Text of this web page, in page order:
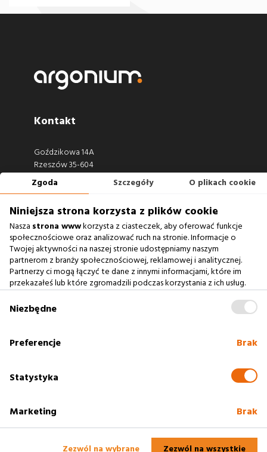
Kontakt
Goździkowa 14A
Rzeszów 35-604
660 722 441
Zobacz również
Agencja Interaktywna
Baza Wiedzy
Polityka cookies
Interaktywna Rzeszów
Zgoda Szczegóły O plikach cookie
Niniejsza strona korzysta z plików cookie
Nasza strona wwwkorzysta z ciasteczek, aby oferować funkcje
społecznościowe oraz analizować ruch na stronie. Informacje o
Twojej aktywności na naszej stronie udostępniamy naszym
partnerom z branży społecznościowej, reklamowej i analitycznej.
Partnerzy ci mogą łączyć te dane z innymi informacjami, które im
przekazałeś lub które zgromadzili podczas korzystania z ich usług.
na prawidłowe działanie serwisu
Niezbędne
Preferencje Brak
Statystyka
Marketing Brak
Zezwól na wybrane Zezwól na wszystkie